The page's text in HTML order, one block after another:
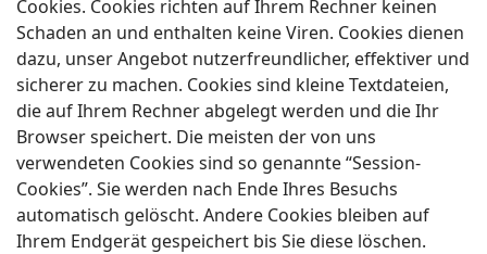
Cookies. Cookies richten auf Ihrem Rechner keinen
Schaden an und enthalten keine Viren. Cookies dienen
dazu, unser Angebot nutzerfreundlicher, effektiver und
sicherer zu machen. Cookies sind kleine Textdateien,
die auf Ihrem Rechner abgelegt werden und die Ihr
Browser speichert. Die meisten der von uns
verwendeten Cookies sind so genannte “Session-
Cookies”. Sie werden nach Ende Ihres Besuchs
automatisch gelöscht. Andere Cookies bleiben auf
Ihrem Endgerät gespeichert bis Sie diese löschen.